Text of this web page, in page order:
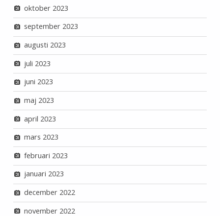
oktober 2023
september 2023
augusti 2023
juli 2023
juni 2023
maj 2023
april 2023
mars 2023
februari 2023
januari 2023
december 2022
november 2022